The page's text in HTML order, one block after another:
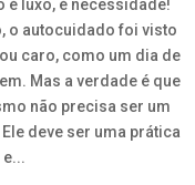
é luxo, é necessidade!
o autocuidado foi visto
caro, como um dia de
Mas a verdade é que
não precisa ser um
deve ser uma prática